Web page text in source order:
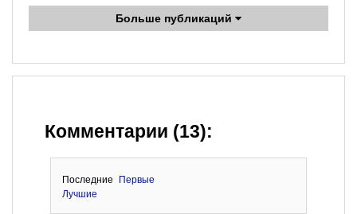
Больше публикаций
Комментарии (13):
Последние
Первые
Лучшие